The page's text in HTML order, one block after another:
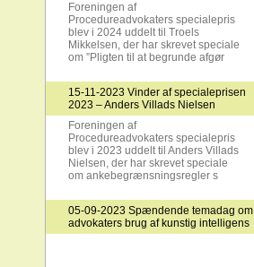
Foreningen af
Procedureadvokaters specialepris
blev i 2024 uddelt til Troels
Mikkelsen, der har skrevet speciale
om ”Pligten til at begrunde afgør
15-11-2023 Vinder af specialeprisen
2023 – Anders Villads Nielsen
Foreningen af
Procedureadvokaters specialepris
blev i 2023 uddelt til Anders Villads
Nielsen, der har skrevet speciale
om ankebegrænsningsregler s
05-09-2023 Spændende temadag om
advokaters brug af kunstig intelligens